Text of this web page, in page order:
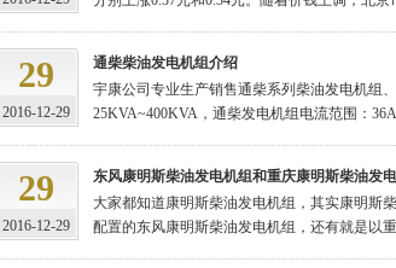
29
2016-12-29
通柴柴油发电机组介绍
宇康公司专业生产销售通柴系列柴油发电机组
25KVA~400KVA，通柴发电机组电流范围：
29
2016-12-29
东风康明斯柴油发电机组和重庆康明斯柴油发电
大家都知道康明斯柴油发电机组，其实康明斯
配置的东风康明斯柴油发电机组，还有就是以